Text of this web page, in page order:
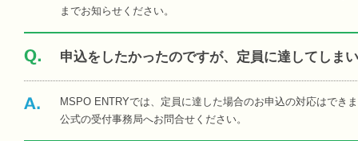
までお知らせください。
申込をしたかったのですが、定員に達してしま
MSPO ENTRYでは、定員に達した場合のお申込の対応はでき
公式の受付事務局へお問合せください。